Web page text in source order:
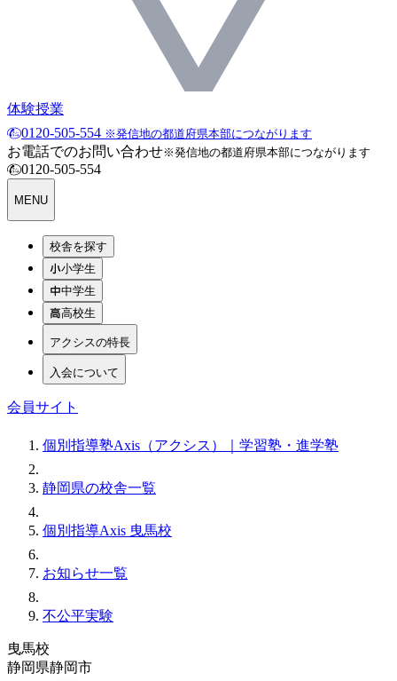
体験授業
0120-505-554 ※発信地の都道府県本部につながります
お電話でのお問い合わせ※発信地の都道府県本部につながります
0120-505-554
MENU
校舎を探す
小学生
中学生
高校生
アクシスの特長
入会について
会員サイト
個別指導塾Axis（アクシス）｜学習塾・進学塾
静岡県の校舎一覧
個別指導Axis 曳馬校
お知らせ一覧
不公平実験
曳馬校
静岡県静岡市